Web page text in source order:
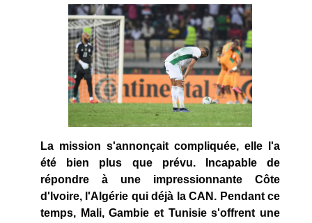
La mission s'annonçait compliquée, elle l'a
été bien plus que prévu. Incapable de
répondre à une impressionnante Côte
d'Ivoire, l'Algérie qui déjà la CAN. Pendant ce
temps, Mali, Gambie et Tunisie s'offrent une